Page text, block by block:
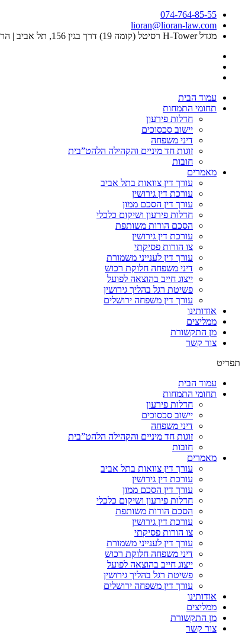
074-764-85-55
lioran@lioran-law.com
מגדל H-Tower רסיטל (קומה 19) דרך בגין 156, תל אביב | הרצל 45, בית נזרי, רמלה
עמוד הבית
תחומי התמחות
חדלות פירעון
יישוב סכסוכים
דיני משפחה
זוגות חד מיניים והקהילה הלהט”בית
חובות
מאמרים
עורך דין צוואות בתל אביב
עורכת דין גירושין
עורך דין הסכם ממון
חדלות פירעון ושיקום כלכלי
‏‏הסכם הורות משותפת
עורכת דין גירושין
צו הורות פסיקתי
עורך דין לענייני משמורת
דיני משפחה חלוקת רכוש
ייצוג חייב בהוצאה לפועל
פשיטת רגל בהליך גירושין
עורך דין משפחה ירושלים
אודותינו
ממליצים
מן התקשורת
צור קשר
תפריט
עמוד הבית
תחומי התמחות
חדלות פירעון
יישוב סכסוכים
דיני משפחה
זוגות חד מיניים והקהילה הלהט”בית
חובות
מאמרים
עורך דין צוואות בתל אביב
עורכת דין גירושין
עורך דין הסכם ממון
חדלות פירעון ושיקום כלכלי
‏‏הסכם הורות משותפת
עורכת דין גירושין
צו הורות פסיקתי
עורך דין לענייני משמורת
דיני משפחה חלוקת רכוש
ייצוג חייב בהוצאה לפועל
פשיטת רגל בהליך גירושין
עורך דין משפחה ירושלים
אודותינו
ממליצים
מן התקשורת
צור קשר